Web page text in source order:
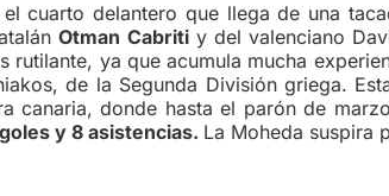
cuarto delantero que llega de una
Otman Cabritiy del valenciano
rutilante, ya que acumula mucha
de la Segunda División griega.
canaria, donde hasta el parón de
goles y 8 asistencias. La Moheda suspira